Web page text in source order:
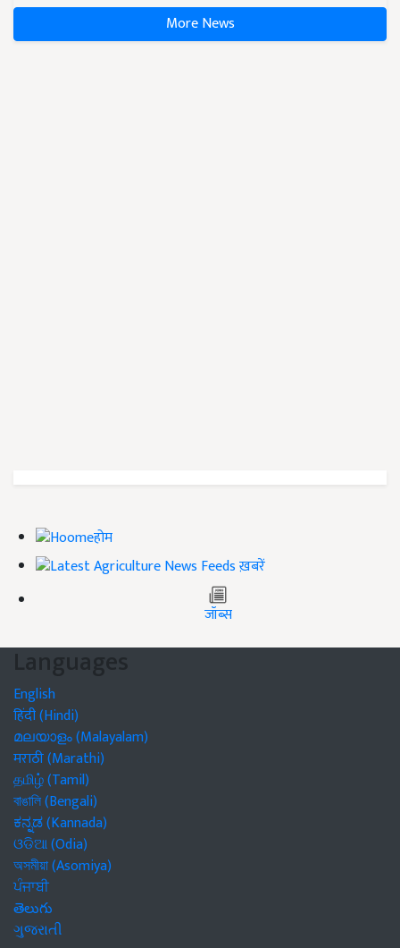
More News
होम
ख़बरें
जॉब्स
Languages
English
हिंदी (Hindi)
മലയാളം (Malayalam)
मराठी (Marathi)
தமிழ் (Tamil)
বাঙালি (Bengali)
ಕನ್ನಡ (Kannada)
ଓଡିଆ (Odia)
অসমীয়া (Asomiya)
ਪੰਜਾਬੀ
తెలుగు
ગુજરાતી